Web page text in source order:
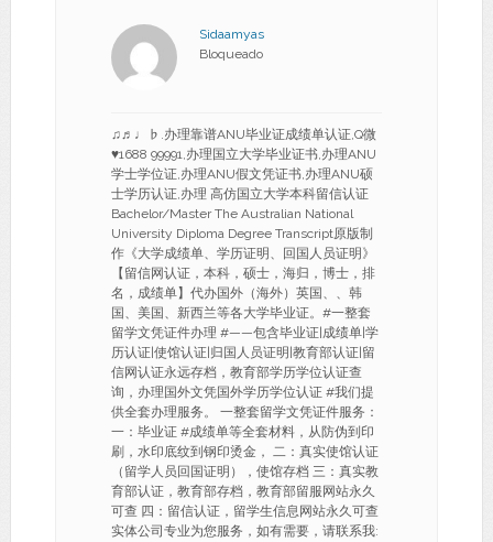
Sidaamyas
Bloqueado
♫♬♩♭.办理靠谱ANU毕业证成绩单认证,Q微
♥1688 99991,办理国立大学毕业证书,办理ANU
学士学位证,办理ANU假文凭证书,办理ANU硕
士学历认证,办理 高仿国立大学本科留信认证
Bachelor/Master The Australian National
University Diploma Degree Transcript原版制
作《大学成绩单、学历证明、回国人员证明》
【留信网认证，本科，硕士，海归，博士，排
名，成绩单】代办国外（海外）英国、、韩
国、美国、新西兰等各大学毕业证。#一整套
留学文凭证件办理 #——包含毕业证|成绩单|学
历认证|使馆认证|归国人员证明|教育部认证|留
信网认证永远存档，教育部学历学位认证查
询，办理国外文凭国外学历学位认证 #我们提
供全套办理服务。 一整套留学文凭证件服务：
一：毕业证 #成绩单等全套材料，从防伪到印
刷，水印底纹到钢印烫金， 二：真实使馆认证
（留学人员回国证明），使馆存档 三：真实教
育部认证，教育部存档，教育部留服网站永久
可查 四：留信认证，留学生信息网站永久可查
实体公司专业为您服务，如有需要，请联系我: